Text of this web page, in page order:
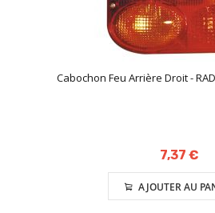
Cabochon Feu Arrière Droit -
7,37 €
AJOUTER AU